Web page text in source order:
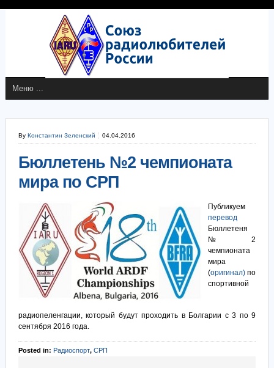
By Константин Зеленский 04.04.2016
Бюллетень №2 чемпионата
мира по СРП
Публикуем
перевод
Бюллетеня
№ 2
чемпионата
мира
(оригинал)по
спортивной
радиопеленгации, который будут проходить в Болгарии с 3 по 9
сентября 2016 года.
Posted in: Радиоспорт, СРП